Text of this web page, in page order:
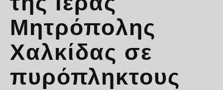
Μητρόπολης
Χαλκίδας σε
πυρόπληκτους